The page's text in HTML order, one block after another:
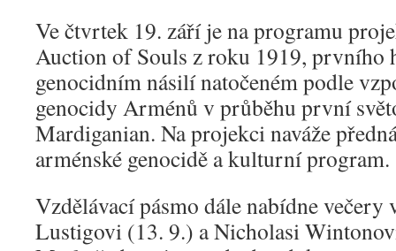
Ve čtvrtek 19. září je na programu
Auction of Souls z roku 1919, prvního
genocidním násilí natočeném podle
genocidy Arménů v průběhu první
Mardiganian. Na projekci naváže
arménské genocidě a kulturní program.
Vzdělávací pásmo dále nabídne večery
Lustigovi (13. 9.) a Nicholasi